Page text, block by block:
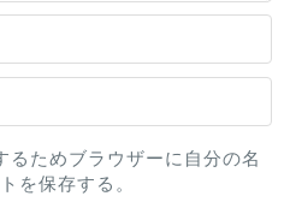
るためブラウザーに自分の名
を保存する。